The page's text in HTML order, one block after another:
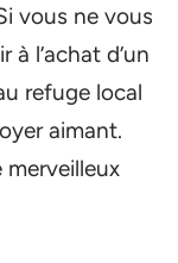
vous ne vous
l’achat d’un
refuge local
aimant.